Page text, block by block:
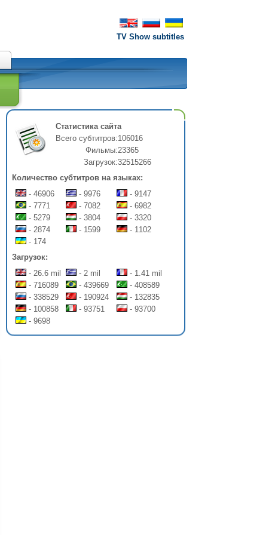
TV Show subtitles
Статистика сайта
Всего субтитров:106016
Фильмы:23365
Загрузок:32515266
Количество субтитров на языках:
- 46906
- 9976
- 9147
- 7771
- 7082
- 6982
- 5279
- 3804
- 3320
- 2874
- 1599
- 1102
- 174
Загрузок:
- 26.6 mil
- 2 mil
- 1.41 mil
- 716089
- 439669
- 408589
- 338529
- 190924
- 132835
- 100858
- 93751
- 93700
- 9698